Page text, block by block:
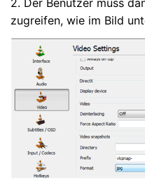
zugreifen, wie im Bild